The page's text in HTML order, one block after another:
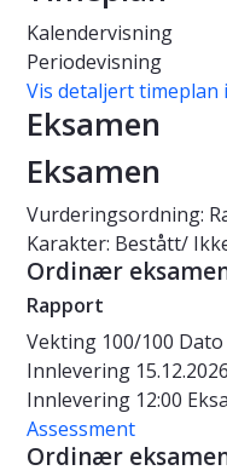
Kalendervisning
Periodevisning
Vis detaljert timeplan
Eksamen
Eksamen
Vurderingsordning:
Karakter: Bestått/
Ordinær
Rapport
Vekting 100/100 Dato
Innlevering 15.12.2026
Innlevering 12:00
Assessment
Ordinær